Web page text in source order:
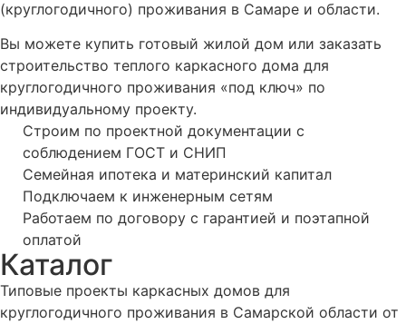
(круглогодичного) проживания в Самаре и области.
Вы можете купить готовый жилой дом или заказать
строительство теплого каркасного дома для
круглогодичного проживания «под ключ» по
индивидуальному проекту.
Строим по проектной документации с
соблюдением ГОСТ и СНИП
Семейная ипотека и материнский капитал
Подключаем к инженерным сетям
Работаем по договору с гарантией и поэтапной
оплатой
Каталог
Типовые проекты каркасных домов для
круглогодичного проживания в Самарской области от